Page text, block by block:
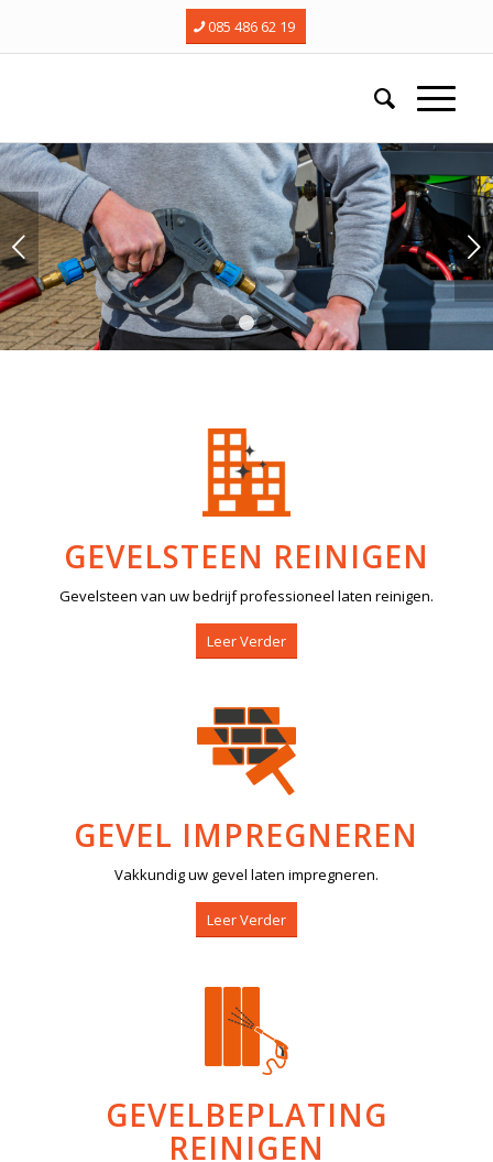
085 486 62 19
Next
1 2
GEVELSTEEN REINIGEN
Gevelsteen van uw bedrijf professioneel laten reinigen.
Leer Verder
GEVEL IMPREGNEREN
Vakkundig uw gevel laten impregneren.
Leer Verder
GEVELBEPLATING
REINIGEN